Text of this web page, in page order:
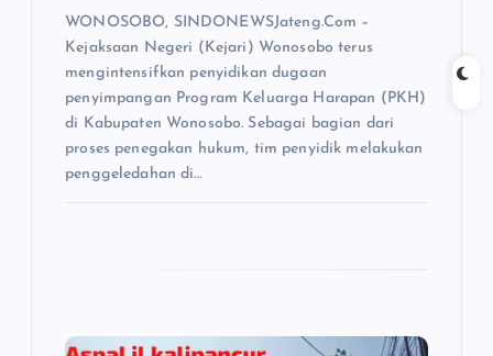
WONOSOBO, SINDONEWSJateng.Com –
Kejaksaan Negeri (Kejari) Wonosobo terus
mengintensifkan penyidikan dugaan
penyimpangan Program Keluarga Harapan (PKH)
di Kabupaten Wonosobo. Sebagai bagian dari
proses penegakan hukum, tim penyidik melakukan
penggeledahan di…